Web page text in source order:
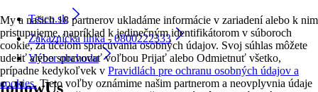
My a našich 18 partnerov ukladáme informácie v zariadení alebo k nim
pristupujeme, napríklad k jedinečným identifikátorom v súboroch
cookie, za účelom spracúvania osobných údajov. Svoj súhlas môžete
udeliť alebo spravovať voľbou Prijať alebo Odmietnuť všetko,
prípadne kedykoľvek v Pravidlách pre ochranu osobných údajov a
cookies. Tieto voľby oznámime našim partnerom a neovplyvnia údaje
Tesco.sk
Zákaznícka linka - 0800222333
Výber obchodu
followUs